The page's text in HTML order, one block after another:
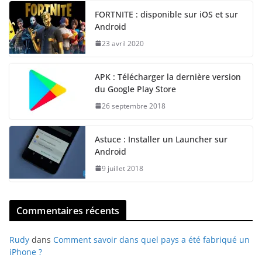
FORTNITE : disponible sur iOS et sur
Android
23 avril 2020
APK : Télécharger la dernière version
du Google Play Store
26 septembre 2018
Astuce : Installer un Launcher sur
Android
9 juillet 2018
Commentaires récents
Rudy dans Comment savoir dans quel pays a été fabriqué un
iPhone ?